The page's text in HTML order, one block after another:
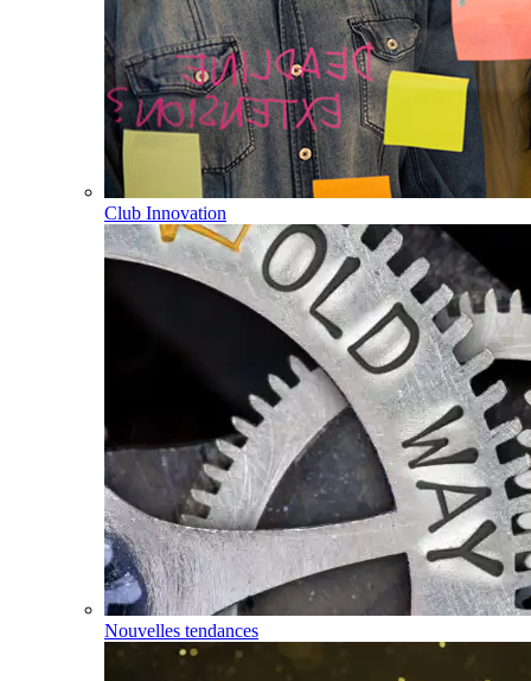
Club Innovation
Nouvelles tendances